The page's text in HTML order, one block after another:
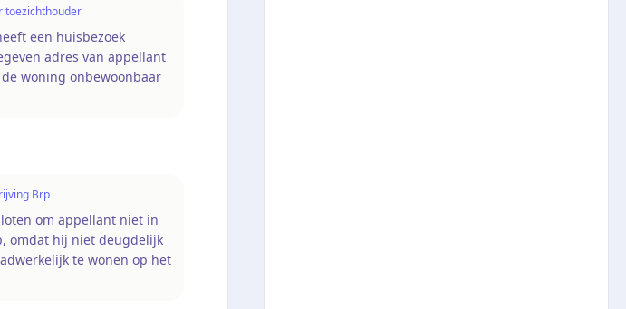
toezichthouder
een huisbezoek
adres van appellant
woning onbewoonbaar
Brp
om appellant niet in
omdat hij niet deugdelijk
te wonen op het